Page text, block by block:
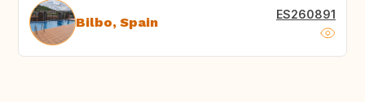
Bilbo, Spain ES260891